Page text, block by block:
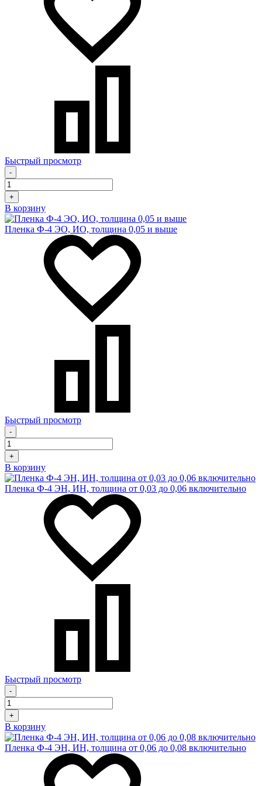
Быстрый просмотр
-
+
В корзину
Пленка Ф-4 ЭО, ИО, толщина 0,05 и выше
Быстрый просмотр
-
+
В корзину
Пленка Ф-4 ЭН, ИН, толщина от 0,03 до 0,06 включительно
Быстрый просмотр
-
+
В корзину
Пленка Ф-4 ЭН, ИН, толщина от 0,06 до 0,08 включительно